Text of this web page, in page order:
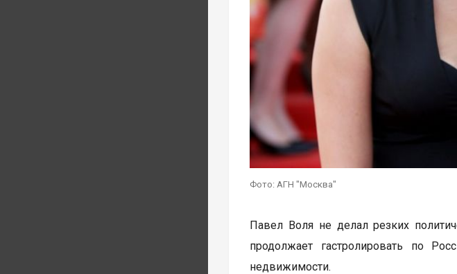
Фото: АГН "Москва"
Павел Воля не делал резких
продолжает гастролировать по
недвижимости.